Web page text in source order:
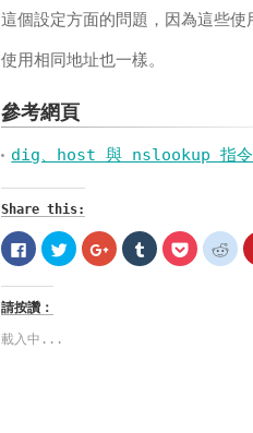
這個設定方面的問題，因為這些
使用相同地址也一樣。
參考網頁
dig、host 與 nslookup 指令
Share this:
按
一
以
分
享
Facebook(在
新
分
享
按
一
分
享
分
享
分
享
請按讚：
載入中...